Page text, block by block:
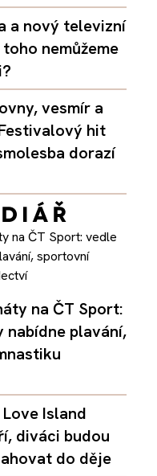
a nový televizní
nemůžeme
vesmír a
hit
dorazí
na ČT Sport:
plavání,
Island
diváci budou
do děje